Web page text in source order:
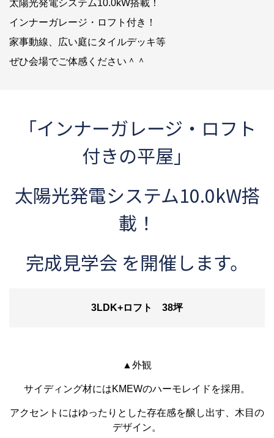
太陽光発電システム10.0kW搭載！
インナーガレージ・ロフト付き！
家事動線、広い庭にタイルデッキ等
ぜひ会場でご体感ください＾＾
「インナーガレージ・ロフト
付きの平屋」
太陽光発電システム10.0kW搭
載！
完成見学会 を開催します。
3LDK+ロフト 38坪
▲外観
サイディング材にはKMEWのハーモレイドを採用。
アクセントにはゆったりとした存在感を醸し出す、木目の
デザイン。